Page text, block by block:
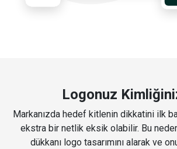
Logonuz
Markanızda hedef kitlenin dikkatini ilk
ekstra bir netlik eksik olabilir. Bu
dükkanı logo tasarımını alarak ve